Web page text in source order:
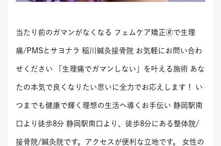
当たり前のガマンがなくなる フェムケア矯正🄬で生理
痛/PMSとサヨナラ 稲川鍼灸接骨院 お気軽にお問い合わ
せください 「生理痛でガマンしない」を叶える施術 あな
たの本気で良くなりたい思いに全力でお応えします！ い
つまでも健康で輝く理想の生活へ導くお手伝い 静岡駅南
口より徒歩8分 静岡駅南口より、徒歩8分にある整体院/
接骨院/鍼灸院です。アクセスが便利な立地です。 女性の